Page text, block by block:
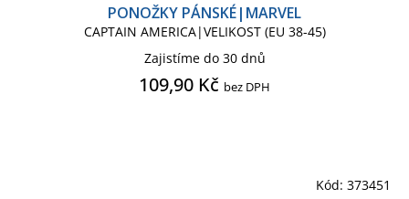
PONOŽKY PÁNSKÉ|MARVEL
CAPTAIN AMERICA|VELIKOST (EU 38-45)
Zajistíme do 30 dnů
109,90 Kč bez DPH
Kód: 373451